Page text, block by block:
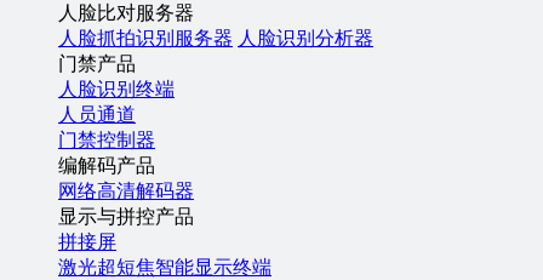
人脸比对服务器
人脸抓拍识别服务器 人脸识别分析器
门禁产品
人脸识别终端
人员通道
门禁控制器
编解码产品
网络高清解码器
显示与拼控产品
拼接屏
激光超短焦智能显示终端